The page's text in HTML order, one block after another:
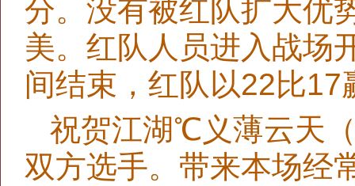
分。没有被红队扩大优
美。红队人员进入战场
间结束，红队以22比17
祝贺江湖℃义薄云天
双方选手。带来本场经